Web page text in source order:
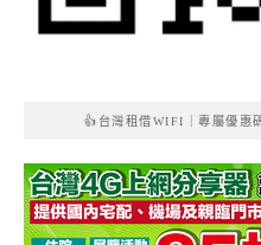
👍台灣租借WIFI｜專屬優惠